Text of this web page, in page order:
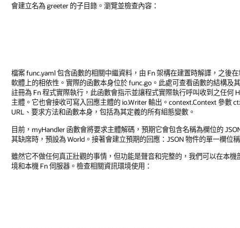
會建立名為 greeter 的子目錄。瀏覽並檢查內容：
檔案 func.yaml 包含函數的相關中繼資料，由 Fn 架構在建置時解譯，之後
軟體上的相依性。實際的函數本身位於 func.go。此處可查看函數的結構及
註冊為 Fn 程式實際執行，此函數會指示並讓程式實際執行呼叫收到之任何
主體。它也會接收可寫入回應主體的 io.Writer 輸出。context.Context 參數
URL、要求方法和函數本身，包括為其定義的所有組態變數。
目前，myHandler 函數會將要求主體解碼，預期它會包含名稱為欄位的
其缺席時，預設為 World。接著會建立預期的回應：JSON 物件的單一欄位
雖然它不做任何真正壯觀的事情，但功能是聲音和完整的，我們可以在本
境和本機 Fn 伺服器。檢查相關資訊環境使用：